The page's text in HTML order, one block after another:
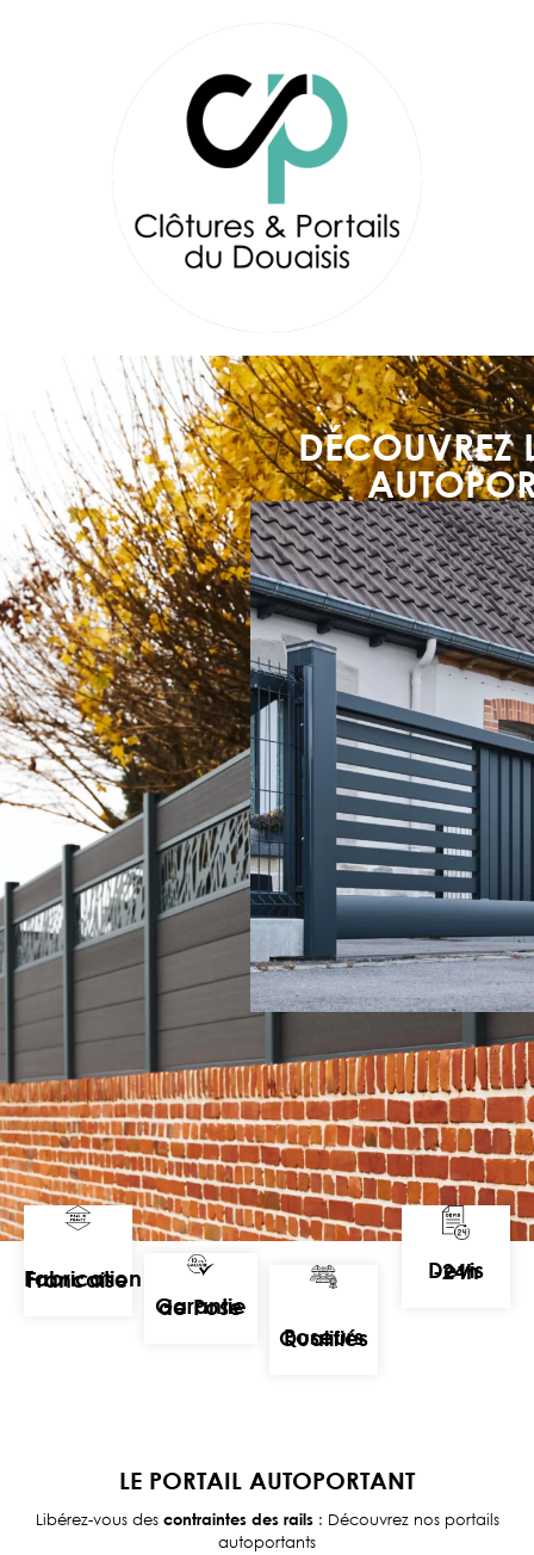
DÉCOUVREZ
Fabrication Francaise
Garantie de Pose
Poseurs Qualifiés
Devis -24h
LE PORTAIL AUTOPORTANT
Libérez-vous des contraintes des rails: Découvrez nos portails
autoportants